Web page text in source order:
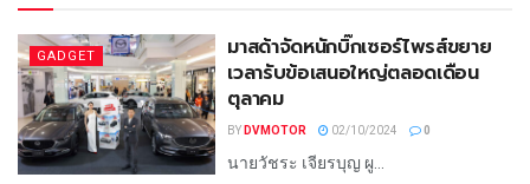
GADGET
มาสด้าจัดหนักบิ๊กเซอร์ไพรส์ขยาย
เวลารับข้อเสนอใหญ่ตลอดเดือน
ตุลาคม
BY DVMOTOR 02/10/2024 0
นายวัชระ เจียรบุญ ผู...